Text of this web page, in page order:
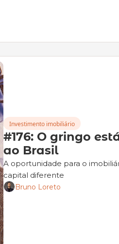
Investimento imobiliário
#176: O gringo
ao Brasil
A oportunidade para o
capital diferente
Bruno Loreto